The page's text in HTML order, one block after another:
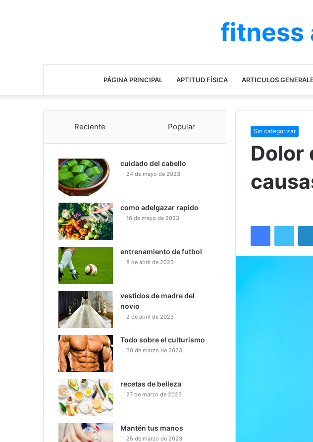
fitness
PÁGINA PRINCIPAL APTITUD FÍSICA ARTICULOS
Sin categorizar
Dolor
Facebook
Reciente Popular
cuidado del cabello
24 de mayo de 2023
como adelgazar rapido
16 de mayo de 2023
entrenamiento de futbol
8 de abril de 2023
vestidos de madre del
novio
2 de abril de 2023
Todo sobre el culturismo
30 de marzo de 2023
recetas de belleza
27 de marzo de 2023
Mantén tus manos
25 de marzo de 2023